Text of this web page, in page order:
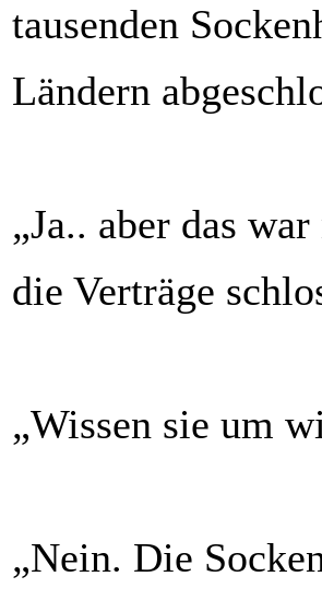
tausenden
Ländern
„Ja.. aber das
die Verträge
„Wissen sie um
„Nein. Die